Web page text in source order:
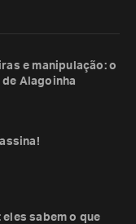
e manipulação: o
Alagoinha
sabem o que